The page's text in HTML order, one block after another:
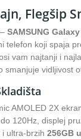
Flegšip
SAMSUNG
telefon koji spaja
vam najtanji i
vidljivost
AMOLED 2X
120Hz, displej
i ultra-brzih 256GB